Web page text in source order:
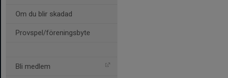
Om du blir skadad
Provspel/föreningsbyte
Bli medlem